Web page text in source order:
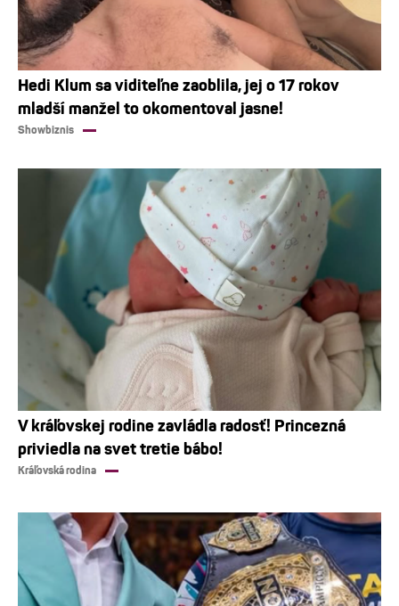
Hedi Klum sa viditeľne zaoblila, jej o 17 rokov
mladší manžel to okomentoval jasne!
Showbiznis
V kráľovskej rodine zavládla radosť! Princezná
priviedla na svet tretie bábo!
Kráľovská rodina